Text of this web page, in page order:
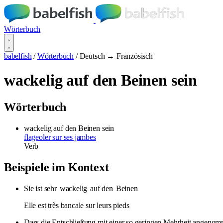
Wörterbuch
babelfish / Wörterbuch / Deutsch → Französisch
wackelig auf den Beinen sein
Wörterbuch
wackelig auf den Beinen sein
flageoler sur ses jambes
Verb
Beispiele im Kontext
Sie ist sehr wackelig auf den Beinen
Elle est très bancale sur leurs pieds